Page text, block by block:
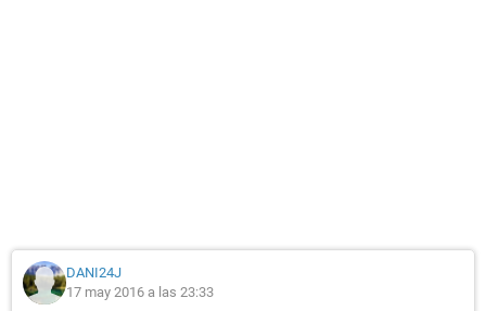
DANI24J
17 may 2016 a las 23:33